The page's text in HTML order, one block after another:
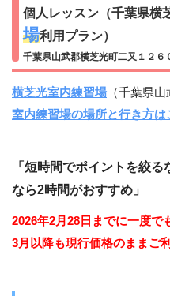
個人レッスン（千葉県横
場利用プラン）
千葉県山武郡横芝光町二又１２６
横芝光室内練習場 （千葉県
室内練習場の場所と行き方
「短時間でポイントを絞
なら2時間がおすすめ」
2026年2月28日までに一度で
3月以降も現行価格のままご